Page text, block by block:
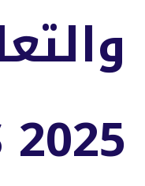
2025